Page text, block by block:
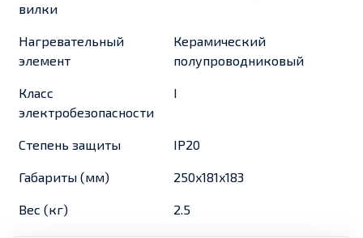
вилки
Нагревательный
элемент
Керамический
полупроводниковый
Класс
электробезопасности
I
Степень защиты IP20
Габариты (мм) 250x181x183
Вес (кг) 2.5